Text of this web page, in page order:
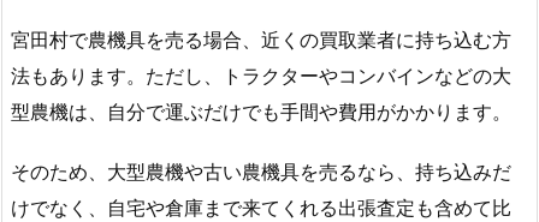
宮田村で農機具を売る場合、近くの買取業者に持ち込む方
法もあります。ただし、トラクターやコンバインなどの大
型農機は、自分で運ぶだけでも手間や費用がかかります。
そのため、大型農機や古い農機具を売るなら、持ち込みだ
けでなく、自宅や倉庫まで来てくれる出張査定も含めて比